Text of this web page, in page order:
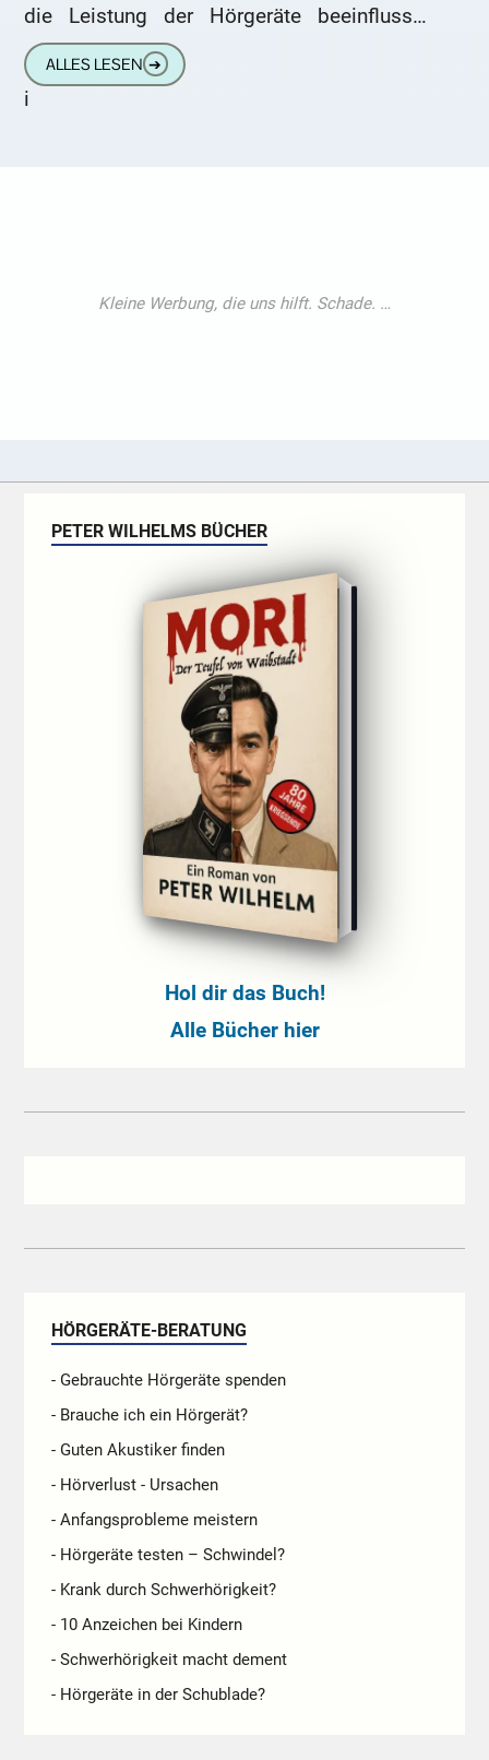
die Leistung der Hörgeräte beeinflussen
oder sogar stören. Zum anderen kann durch
das Tragen
ALLES LESEN ➔
i
PETER WILHELMS BÜCHER
Hol dir das Buch!
Alle Bücher hier
HÖRGERÄTE-BERATUNG
- Gebrauchte Hörgeräte spenden
- Brauche ich ein Hörgerät?
- Guten Akustiker finden
- Hörverlust - Ursachen
- Anfangsprobleme meistern
- Hörgeräte testen – Schwindel?
- Krank durch Schwerhörigkeit?
- 10 Anzeichen bei Kindern
- Schwerhörigkeit macht dement
- Hörgeräte in der Schublade?